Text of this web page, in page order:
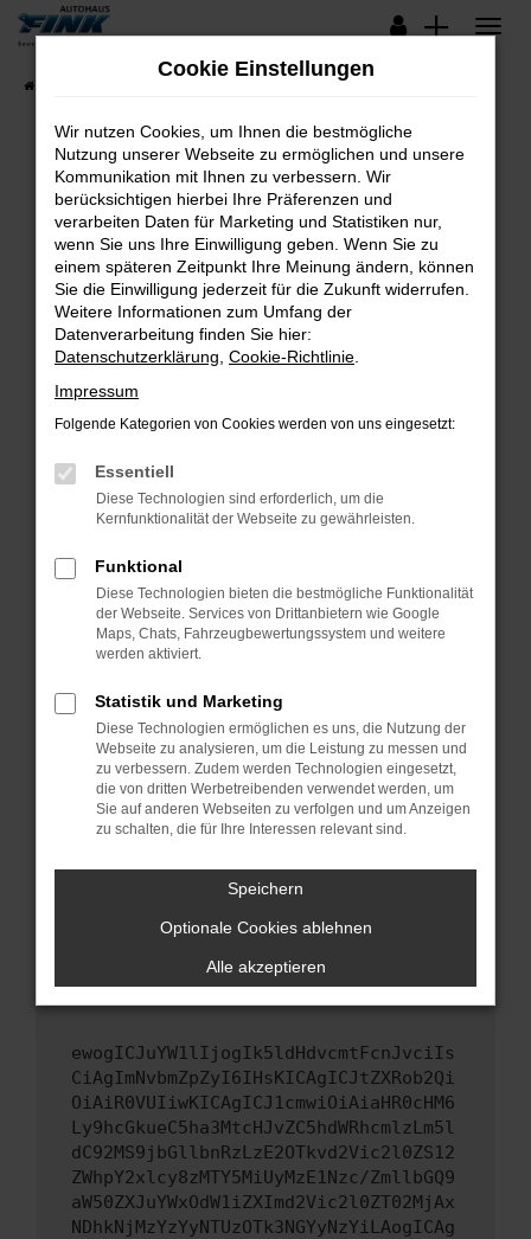
Zum
springen
Lagerfahrzeuge
Fehler: Network Error
Beim Laden ist ein Fehler aufgetreten.
Hier sind ein paar Tipps, die dir helfen können:
Überprüfe deine Firewall und deine
Internetverbindung.
Laden andere Webseiten, zum Beispiel deine
Suchmaschine?
Prüfe deine Browsererweiterungen.
können das Laden bestimmter Seiten
verhindern. Funktioniert die Seite in einem
anderen Browser oder in einem privaten
Starte dein Gerät neu.
Das kann manchmal helfen, vorübergehende
Probleme zu beheben.
Betriebssystem auf dem neuesten Stand
sind.
Veraltete Software birgt nicht nur ein
Sicherheitsrisiko, sondern kann auch dazu
führen, dass bestimmte Funktionen nicht mehr
unterstützt werden.
Wende dich an den Webseitenbetreiber.
Wenn du alle oben genannten Schritte versucht
hast, kontaktiere uns bitte. Wir werden
versuchen, das Problem zu beheben. Du kannst
uns diesen Text schicken, um uns bei der
ewogICJuYW1lIjogIk5ldHdvcmtFcnJvciIs
CiAgImNvbmZpZyI6IHsKICAgICJtZXRob2Qi
OiAiR0VUIiwKICAgICJ1cmwiOiAiaHR0cHM6
Ly9hcGkueC5ha3MtcHJvZC5hdWRhcmlzLm5l
dC92MS9jbGllbnRzLzE2OTkvd2Vic2l0ZS12
ZWhpY2xlcy8zMTY5MiUyMzE1Nzc/ZmllbGQ9
aW50ZXJuYWxOdW1iZXImd2Vic2l0ZT02MjAx
NDhkNjMzYzYyNTUzOTk3NGYyNzYiLAogICAg
Cookie Einstellungen
Wir nutzen Cookies, um Ihnen die bestmögliche
Nutzung unserer Webseite zu ermöglichen und unsere
Kommunikation mit Ihnen zu verbessern. Wir
berücksichtigen hierbei Ihre Präferenzen und
verarbeiten Daten für Marketing und Statistiken nur,
wenn Sie uns Ihre Einwilligung geben. Wenn Sie zu
einem späteren Zeitpunkt Ihre Meinung ändern, können
Sie die Einwilligung jederzeit für die Zukunft widerrufen.
Weitere Informationen zum Umfang der
Datenverarbeitung finden Sie hier:
Datenschutzerklärung Cookie-Richtlinie
Impressum
Folgende Kategorien von Cookies werden von uns eingesetzt:
Essentiell
Diese Technologien sind erforderlich, um die
Kernfunktionalität der Webseite zu gewährleisten.
Funktional
Diese Technologien bieten die bestmögliche Funktionalität
der Webseite. Services von Drittanbietern wie Google
Maps, Chats, Fahrzeugbewertungssystem und weitere
werden aktiviert.
Statistik und Marketing
Diese Technologien ermöglichen es uns, die Nutzung der
Webseite zu analysieren, um die Leistung zu messen und
zu verbessern. Zudem werden Technologien eingesetzt,
die von dritten Werbetreibenden verwendet werden, um
Sie auf anderen Webseiten zu verfolgen und um Anzeigen
zu schalten, die für Ihre Interessen relevant sind.
Speichern
Optionale Cookies ablehnen
Alle akzeptieren